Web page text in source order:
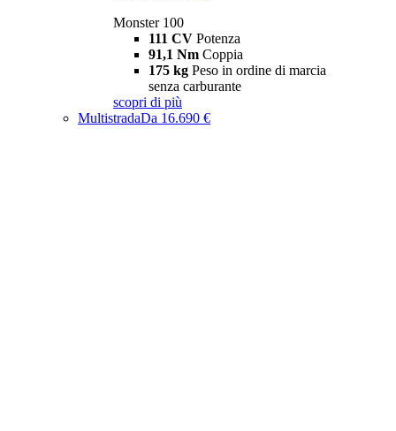
Monster 100
111 CV Potenza
91,1 Nm Coppia
175 kg Peso in ordine di marcia
senza carburante
scopri di più
MultistradaDa 16.690 €